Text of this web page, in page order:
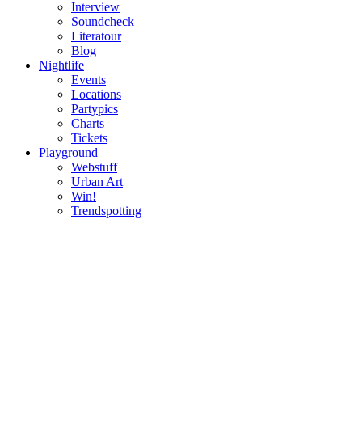
Interview
Soundcheck
Literatour
Blog
Nightlife
Events
Locations
Partypics
Charts
Tickets
Playground
Webstuff
Urban Art
Win!
Trendspotting